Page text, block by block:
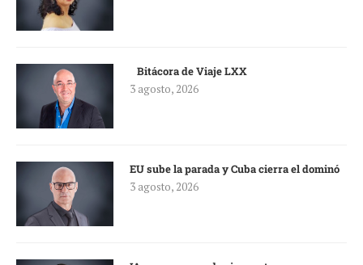
Bitácora de Viaje LXX
3 agosto, 2026
EU sube la parada y Cuba cierra el dominó
3 agosto, 2026